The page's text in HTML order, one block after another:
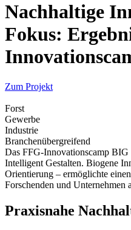
Nachhaltige
Fokus:
Zum Projekt
Forst
Gewerbe
Industrie
Branchenübergreifend
Das FFG-Innovationscamp
Intelligent Gestalten. Biogene
Orientierung – ermöglichte
Forschenden und Unternehmen
Praxisnahe